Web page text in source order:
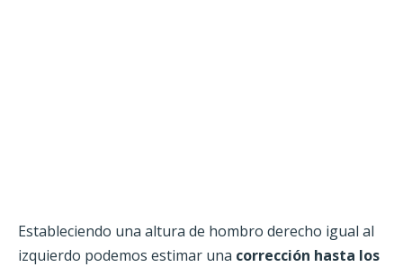
Estableciendo una altura de hombro derecho igual al
izquierdo podemos estimar una corrección hasta los